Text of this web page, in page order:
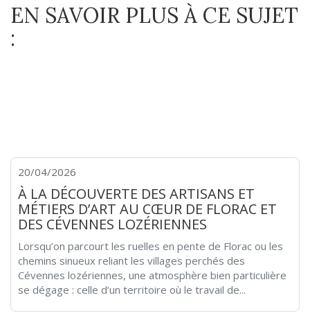
EN SAVOIR PLUS À CE SUJET
:
20/04/2026
À LA DÉCOUVERTE DES ARTISANS ET
MÉTIERS D’ART AU CŒUR DE FLORAC ET
DES CÉVENNES LOZÉRIENNES
Lorsqu’on parcourt les ruelles en pente de Florac ou les
chemins sinueux reliant les villages perchés des
Cévennes lozériennes, une atmosphère bien particulière
se dégage : celle d’un territoire où le travail de...